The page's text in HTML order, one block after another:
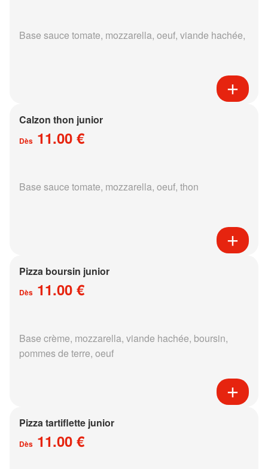
Base sauce tomate, mozzarella, oeuf, viande hachée,
Calzon thon junior
Dès 11.00 €
Base sauce tomate, mozzarella, oeuf, thon
Pizza boursin junior
Dès 11.00 €
Base crème, mozzarella, viande hachée, boursin,
pommes de terre, oeuf
Pizza tartiflette junior
Dès 11.00 €